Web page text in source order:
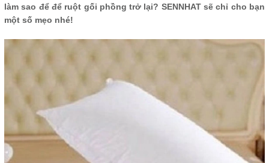
làm sao để để ruột gối phồng trở lại? SENNHAT sẽ chỉ cho bạn
một số mẹo nhé!